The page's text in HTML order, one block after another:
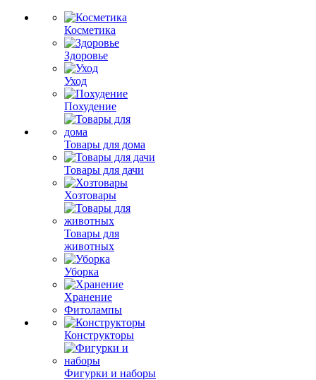
Косметика
Здоровье
Уход
Похудение
Товары для дома
Товары для дачи
Хозтовары
Товары для
животных
Уборка
Хранение
Фитолампы
Конструкторы
Фигурки и наборы